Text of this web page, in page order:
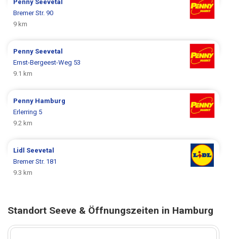
Penny Seevetal
Bremer Str. 90
9 km
Penny Seevetal
Ernst-Bergeest-Weg 53
9.1 km
Penny Hamburg
Erlerring 5
9.2 km
Lidl Seevetal
Bremer Str. 181
9.3 km
Standort Seeve & Öffnungszeiten in Hamburg